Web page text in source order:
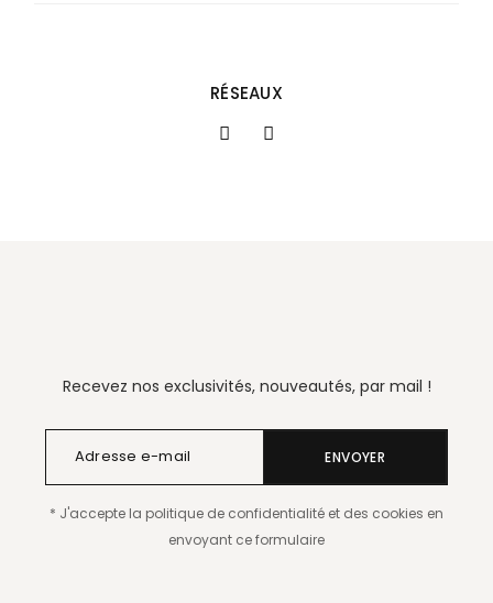
RÉSEAUX
Recevez nos exclusivités, nouveautés, par mail !
ENVOYER
* J'accepte la politique de confidentialité et des cookies en
envoyant ce formulaire